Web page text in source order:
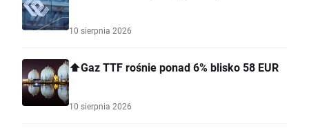
10 sierpnia 2026
⬆️Gaz TTF rośnie ponad 6% blisko 58 EUR
10 sierpnia 2026